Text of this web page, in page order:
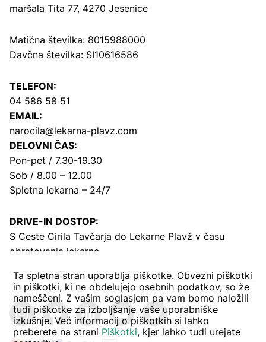
maršala Tita 77, 4270 Jesenice
Matična številka: 8015988000
Davčna številka: SI10616586
TELEFON:
04 586 58 51
EMAIL:
narocila@lekarna-plavz.com
DELOVNI ČAS:
Pon-pet / 7.30-19.30
Sob / 8.00 – 12.00
Spletna lekarna – 24/7
DRIVE-IN DOSTOP:
S Ceste Cirila Tavčarja do Lekarne Plavž v času
obratovanja lekarne
Ta spletna stran uporablja piškotke. Obvezni piškotki
in piškotki, ki ne obdelujejo osebnih podatkov, so že
nameščeni. Z vašim soglasjem pa vam bomo naložili
tudi piškotke za izboljšanje vaše uporabniške
izkušnje. Več informacij o piškotkih si lahko
preberete na strani Piškotki, kjer lahko tudi urejate